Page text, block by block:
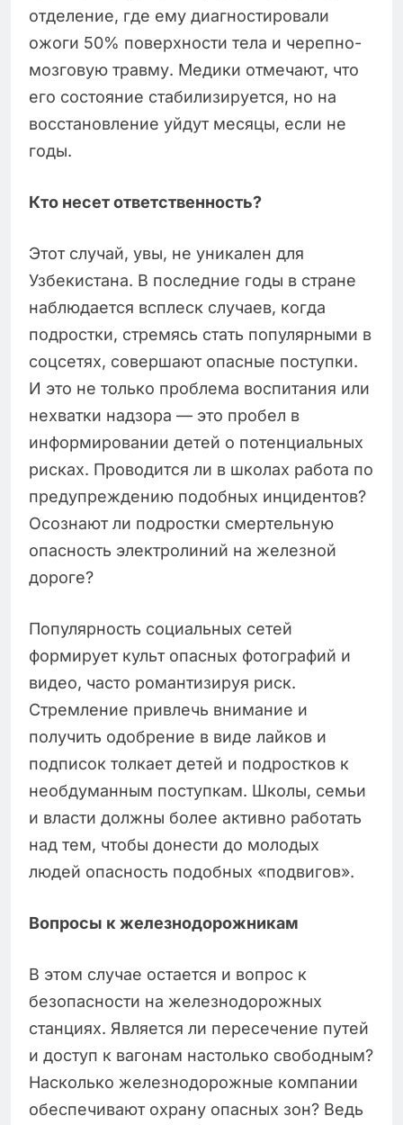
отделение, где ему диагностировали
ожоги 50% поверхности тела и черепно-
мозговую травму. Медики отмечают, что
его состояние стабилизируется, но на
восстановление уйдут месяцы, если не
годы.
Кто несет ответственность?
Этот случай, увы, не уникален для
Узбекистана. В последние годы в стране
наблюдается всплеск случаев, когда
подростки, стремясь стать популярными в
соцсетях, совершают опасные поступки.
И это не только проблема воспитания или
нехватки надзора — это пробел в
информировании детей о потенциальных
рисках. Проводится ли в школах работа по
предупреждению подобных инцидентов?
Осознают ли подростки смертельную
опасность электролиний на железной
дороге?
Популярность социальных сетей
формирует культ опасных фотографий и
видео, часто романтизируя риск.
Стремление привлечь внимание и
получить одобрение в виде лайков и
подписок толкает детей и подростков к
необдуманным поступкам. Школы, семьи
и власти должны более активно работать
над тем, чтобы донести до молодых
людей опасность подобных «подвигов».
Вопросы к железнодорожникам
В этом случае остается и вопрос к
безопасности на железнодорожных
станциях. Является ли пересечение путей
и доступ к вагонам настолько свободным?
Насколько железнодорожные компании
обеспечивают охрану опасных зон? Ведь